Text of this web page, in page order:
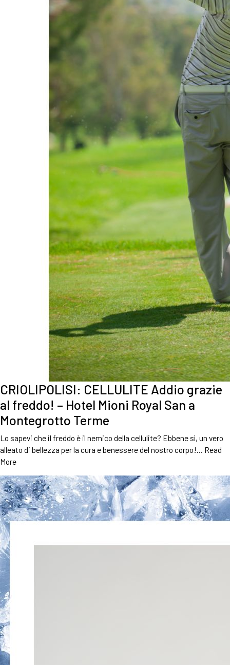
CRIOLIPOLISI: CELLULITE Addio grazie
al freddo! – Hotel Mioni Royal San a
Montegrotto Terme
Lo sapevi che il freddo è il nemico della cellulite? Ebbene sì, un vero
alleato di bellezza per la cura e benessere del nostro corpo!… Read
More